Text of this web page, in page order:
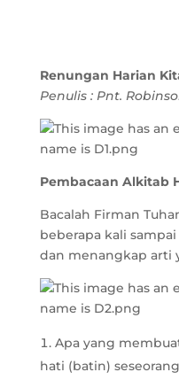
Renungan Harian
Penulis : Pnt.
Pembacaan Alkitab
Bacalah Firman
beberapa kali
dan menangkap arti
Apa yang
hati (batin)